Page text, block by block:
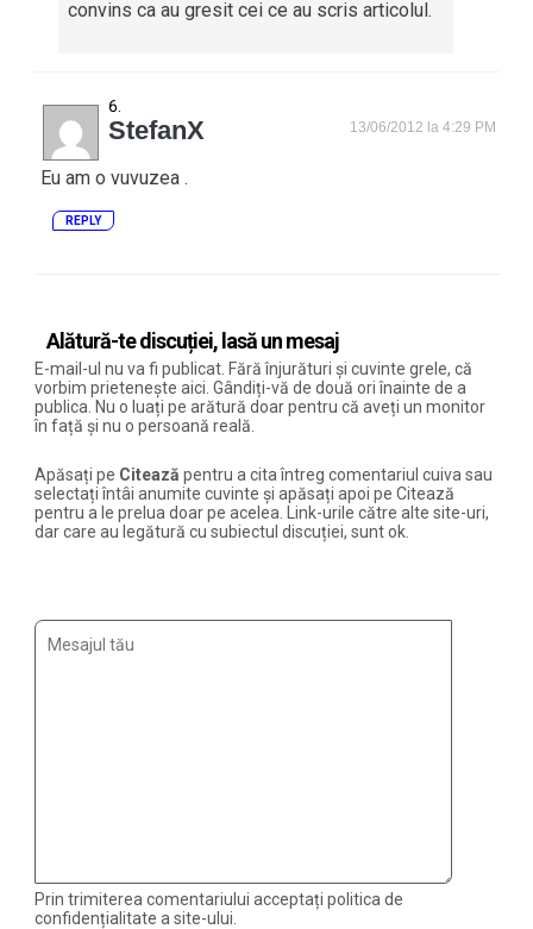
convins ca au gresit cei ce au scris articolul.
StefanX 13/06/2012 la 4:29 PM
Eu am o vuvuzea .
REPLY
Alătură-te discuției, lasă un mesaj
E-mail-ul nu va fi publicat. Fără înjurături și cuvinte grele, că
vorbim prietenește aici. Gândiți-vă de două ori înainte de a
publica. Nu o luați pe arătură doar pentru că aveți un monitor
în față și nu o persoană reală.
Apăsați pe Citează pentru a cita întreg comentariul cuiva sau
selectați întâi anumite cuvinte și apăsați apoi pe Citează
pentru a le prelua doar pe acelea. Link-urile către alte site-uri,
dar care au legătură cu subiectul discuției, sunt ok.
Prin trimiterea comentariului acceptați politica de
confidențialitate a site-ului.